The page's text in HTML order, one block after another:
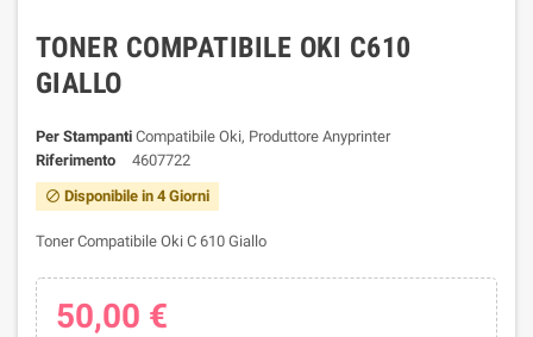
TONER COMPATIBILE OKI C610
GIALLO
Per Stampanti Compatibile Oki, Produttore Anyprinter
Riferimento
4607722
 Disponibile in 4 Giorni
Toner Compatibile Oki C 610 Giallo
50,00 €